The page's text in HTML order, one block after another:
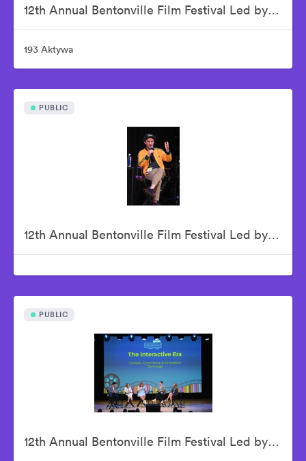
12th Annual Bentonville Film Festival Led by Geena Davis - June 16, 2026
193 Aktywa
PUBLIC
12th Annual Bentonville Film Festival Led by Geena Davis - June 17, 2026
PUBLIC
12th Annual Bentonville Film Festival Led by Geena Davis - June 18, 2026